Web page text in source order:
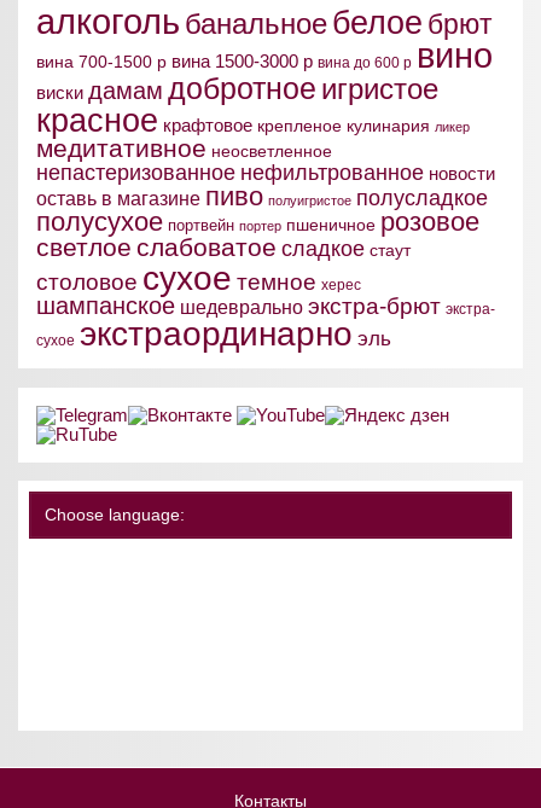
алкоголь банальноебелое брют
вина 700-1500 р вина 1500-3000 р вина до 600 р вино
виски дамам добротное игристое
красное крафтовое крепленое кулинария ликер
медитативное неосветленное
непастеризованное нефильтрованное новости
оставь в магазине пиво полуигристое полусладкое
полусухое портвейн портер пшеничное розовое
светлое слабоватое сладкое стаут
столовое сухое темное херес
шампанское шедеврально экстра-брют экстра-
сухое экстраординарно эль
Choose language:
Контакты